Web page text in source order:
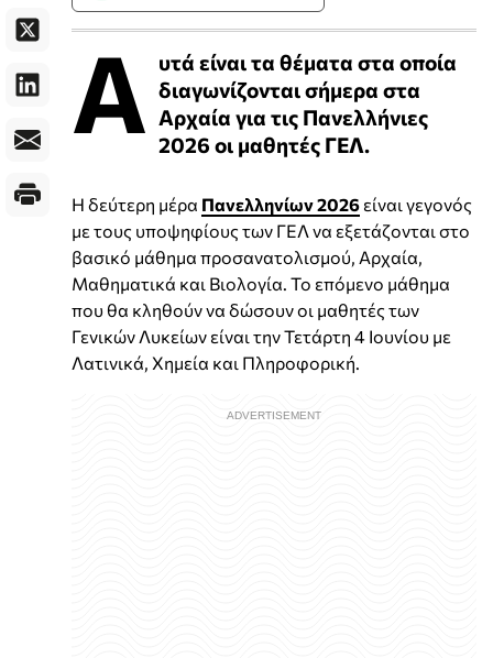
Α υτά είναι τα θέματα στα οποία
διαγωνίζονται σήμερα στα
Αρχαία για τις Πανελλήνιες
2026 οι μαθητές ΓΕΛ.
Η δεύτερη μέρα Πανελληνίων 2026 είναι γεγονός
με τους υποψηφίους των ΓΕΛ να εξετάζονται στο
βασικό μάθημα προσανατολισμού, Αρχαία,
Μαθηματικά και Βιολογία. Το επόμενο μάθημα
που θα κληθούν να δώσουν οι μαθητές των
Γενικών Λυκείων είναι την Τετάρτη 4 Ιουνίου με
Λατινικά, Χημεία και Πληροφορική.